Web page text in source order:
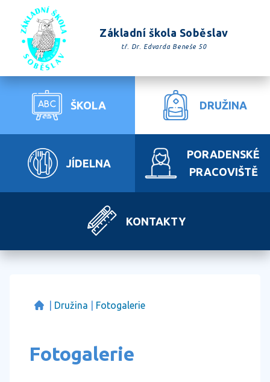
Základní škola Soběslav
tř. Dr. Edvarda Beneše 50
ŠKOLA DRUŽINA
JÍDELNA
PORADENSKÉ
PRACOVIŠTĚ
KONTAKTY
Družina Fotogalerie
Fotogalerie